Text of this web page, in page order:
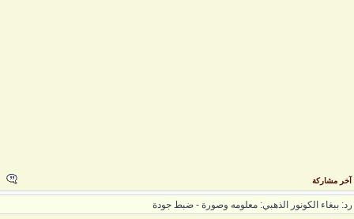
آخر مشاركة
ببغاء الكونور الذهبي: معلومه وصورة - ضبط جودة